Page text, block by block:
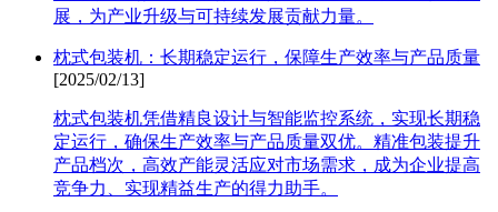
展，为产业升级与可持续发展贡献力量。
枕式包装机：长期稳定运行，保障生产效率与产品质量
[2025/02/13]
枕式包装机凭借精良设计与智能监控系统，实现长期稳
定运行，确保生产效率与产品质量双优。精准包装提升
产品档次，高效产能灵活应对市场需求，成为企业提高
竞争力、实现精益生产的得力助手。